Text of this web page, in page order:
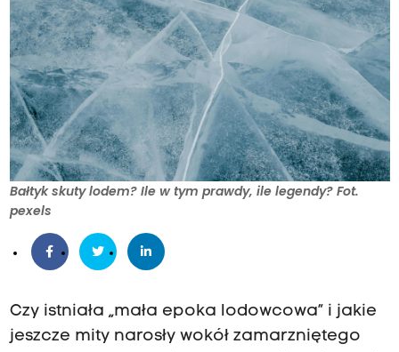
Bałtyk skuty lodem? Ile w tym prawdy, ile legendy? Fot.
pexels
Czy istniała „mała epoka lodowcowa” i jakie
jeszcze mity narosły wokół zamarzniętego